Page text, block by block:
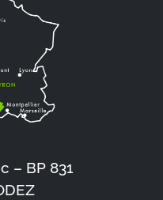
– BP 831